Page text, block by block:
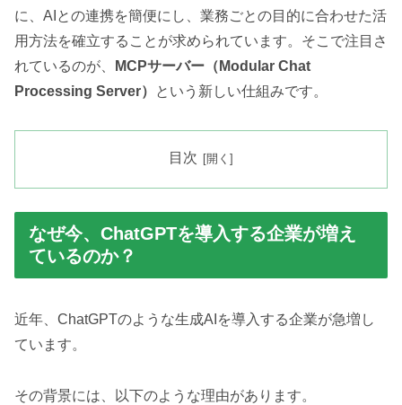
に、AIとの連携を簡便にし、業務ごとの目的に合わせた活
用方法を確立することが求められています。そこで注目さ
れているのが、
MCPサーバー（Modular Chat
Processing Server）
という新しい仕組みです。
目次
なぜ今、ChatGPTを導入する企業が増え
ているのか？
近年、ChatGPTのような生成AIを導入する企業が急増し
ています。
その背景には、以下のような理由があります。